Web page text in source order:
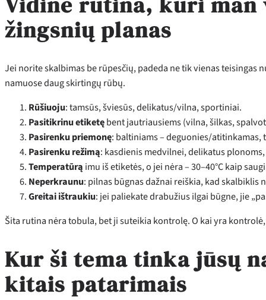
žingsnių planas
Jei norite skalbimas be rūpesčių, padeda ne tik vienas teisingas
namuose daug skirtingų rūbų.
Rūšiuoju: tamsūs, šviesūs, delikatus/vilna, sportiniai.
Pasitikrinu etiketębent jautriausiems (vilna, šilkas,
Pasirenku priemonę: baltiniams – deguonies/atitinkamas,
Pasirenku režimą: kasdienis medvilnei, delikatus
Temperatūrą imu iš etiketės, o jei nėra – 30–40°C kaip
Neperkraunu: pilnas būgnas dažnai reiškia, kad skalbiklis
Greitai ištraukiu: jei paliekate drabužius ilgai būgne, jie
Šita rutina nėra tobula, bet ji suteikia kontrolę. O kai yra
Kur ši tema tinka jūsų
kitais patarimais